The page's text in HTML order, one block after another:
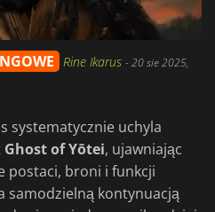
Rine Ikarus -20 sie 2025,
systematycznie uchyla
Ghost of Yōtei, ujawniając
postaci, broni i funkcji
samodzielną kontynuacją